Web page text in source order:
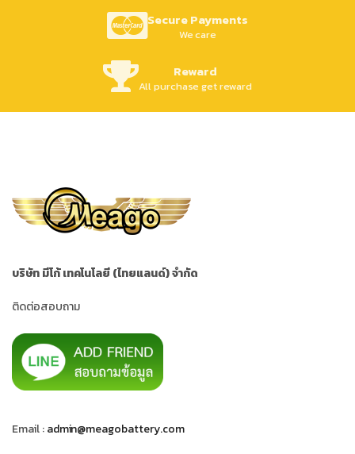
Secure Payments
We care
Reward
All purchase get reward
บริษัท มีโก้ เทคโนโลยี (ไทยแลนด์) จำกัด
ติดต่อสอบถาม
Email :admin@meagobattery.com